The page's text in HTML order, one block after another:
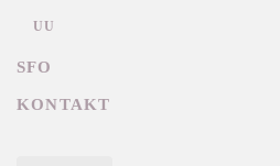
UU
SFO
KONTAKT